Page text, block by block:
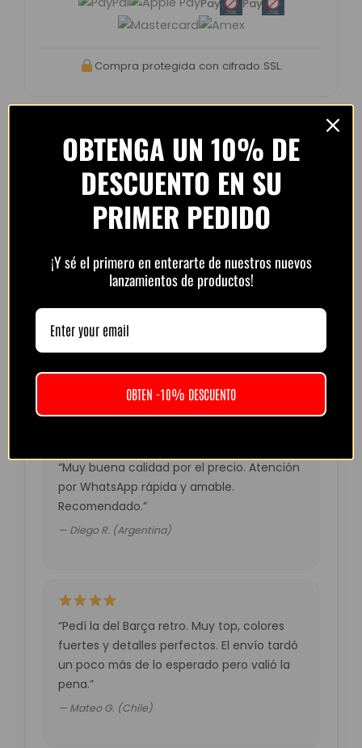
Pay Pay
Compra protegida con cifrado SSL.
Opiniones de clientes –
PlayFutbol
4.8 / 5 basado en
1.240
“Camiseta mejor de lo esperado. El envío
tardó unos días pero llegó perfecta.
— Laura M. (España)
“Muy buena calidad por el precio. Atención
por WhatsApp rápida y amable.
Recomendado.”
— Diego R. (Argentina)
“Pedí la del Barça retro. Muy top, colores
fuertes y detalles perfectos. El envío tardó
un poco más de lo esperado pero valió la
pena.”
— Mateo G. (Chile)
OBTENGA UN 10% DE
DESCUENTO EN SU
PRIMER PEDIDO
¡Y sé el primero en enterarte de nuestros nuevos
lanzamientos de productos!
OBTEN -10% DESCUENTO